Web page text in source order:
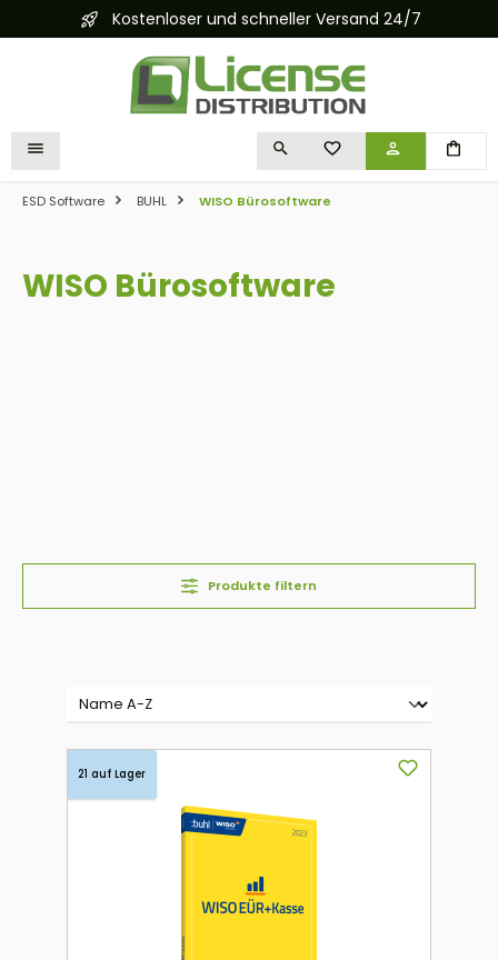
springenKostenloser und schneller Versand 24/7
DU HAST 0 PRODUKTE
ESD Software BUHL WISO Bürosoftware
WISO Bürosoftware
Produkte filtern
21 auf Lager